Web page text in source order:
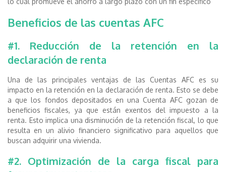
Beneficios de las cuentas AFC
#1. Reducción de la retención en la
declaración de renta
Una de las principales ventajas de las Cuentas AFC es su
impacto en la retención en la declaración de renta. Esto se debe
a que los fondos depositados en una Cuenta AFC gozan de
beneficios fiscales, ya que están exentos del impuesto a la
renta. Esto implica una disminución de la retención fiscal, lo que
resulta en un alivio financiero significativo para aquellos que
buscan adquirir una vivienda.
#2. Optimización de la carga fiscal para